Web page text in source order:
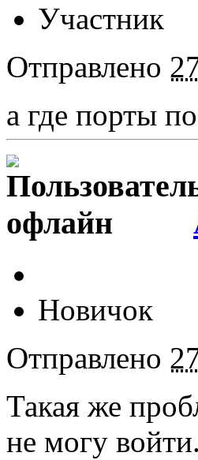
Участник
Отправлено
а где порты
Новичок
Отправлено
Такая же
не могу